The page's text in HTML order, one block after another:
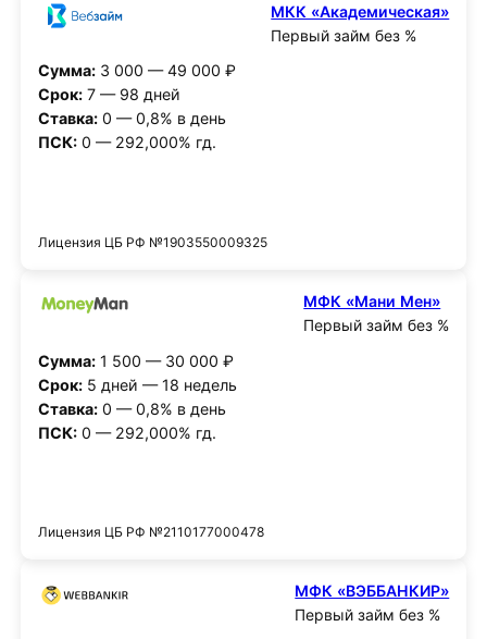
МКК «Академическая»
Первый займ без %
Сумма:3 000 — 49 000 ₽
Срок:7 — 98 дней
Ставка:0 — 0,8% в день
ПСК:0 — 292,000% гд.
Лицензия ЦБ РФ №1903550009325
МФК «Мани Мен»
Первый займ без %
Сумма:1 500 — 30 000 ₽
Срок:5 дней — 18 недель
Ставка:0 — 0,8% в день
ПСК:0 — 292,000% гд.
Лицензия ЦБ РФ №2110177000478
МФК «ВЭББАНКИР»
Первый займ без %